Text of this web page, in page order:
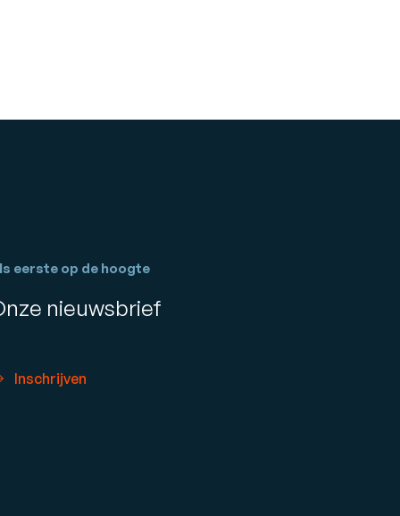
eerste op de hoogte
nieuwsbrief
Inschrijven